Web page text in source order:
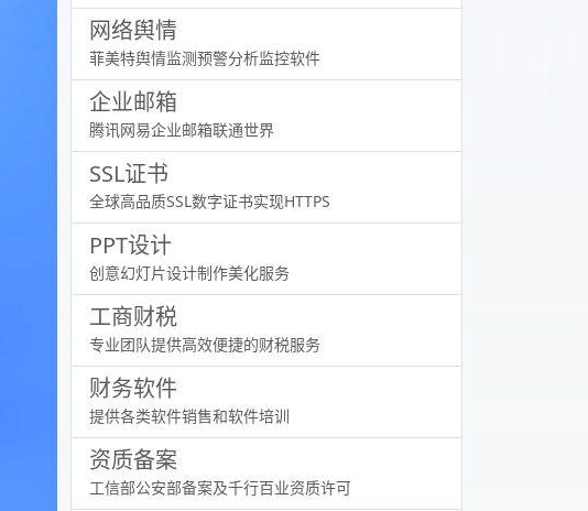
网络舆情
菲美特舆情监测预警分析监控软件
企业邮箱
腾讯网易企业邮箱联通世界
SSL证书
全球高品质SSL数字证书实现HTTPS
PPT设计
创意幻灯片设计制作美化服务
工商财税
专业团队提供高效便捷的财税服务
财务软件
提供各类软件销售和软件培训
资质备案
工信部公安部备案及千行百业资质许可